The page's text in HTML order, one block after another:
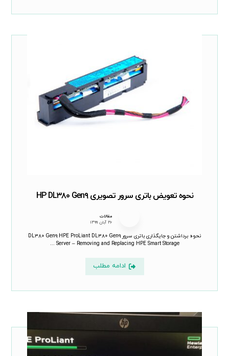
نحوه تعویض باتری سرور تصویری HP DL۳۸۰ Gen۹
مقالات
۲۶ آبان ۱۳۹۹
نحوه برداشتن و جایگذاری باتری سرور DL۳۸۰ Gen۹ HPE ProLiant DL۳۸۰ Gen۹
Server – Removing and Replacing HPE Smart Storage ...
ادامه مطلب